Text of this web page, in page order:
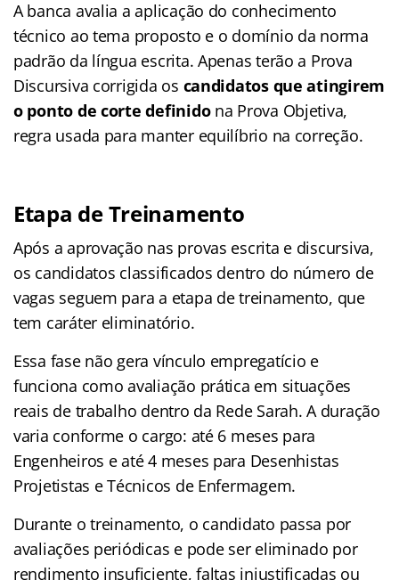
A banca avalia a aplicação do conhecimento
técnico ao tema proposto e o domínio da norma
padrão da língua escrita. Apenas terão a Prova
Discursiva corrigida os candidatos que atingirem
o ponto de corte definidona Prova Objetiva,
regra usada para manter equilíbrio na correção.
Etapa de Treinamento
Após a aprovação nas provas escrita e discursiva,
os candidatos classificados dentro do número de
vagas seguem para a etapa de treinamento, que
tem caráter eliminatório.
Essa fase não gera vínculo empregatício e
funciona como avaliação prática em situações
reais de trabalho dentro da Rede Sarah. A duração
varia conforme o cargo: até 6 meses para
Engenheiros e até 4 meses para Desenhistas
Projetistas e Técnicos de Enfermagem.
Durante o treinamento, o candidato passa por
avaliações periódicas e pode ser eliminado por
rendimento insuficiente, faltas injustificadas ou